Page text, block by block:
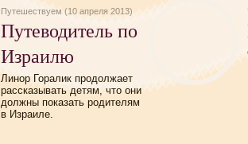
Путешествуем (10 апреля 2013)
Путеводитель по
Израилю
Линор Горалик продолжает
рассказывать детям, что они
должны показать родителям
в Израиле.